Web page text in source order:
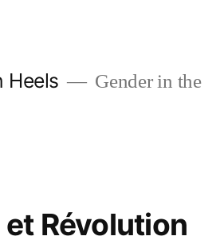
Heels
Gender in the
Révolution